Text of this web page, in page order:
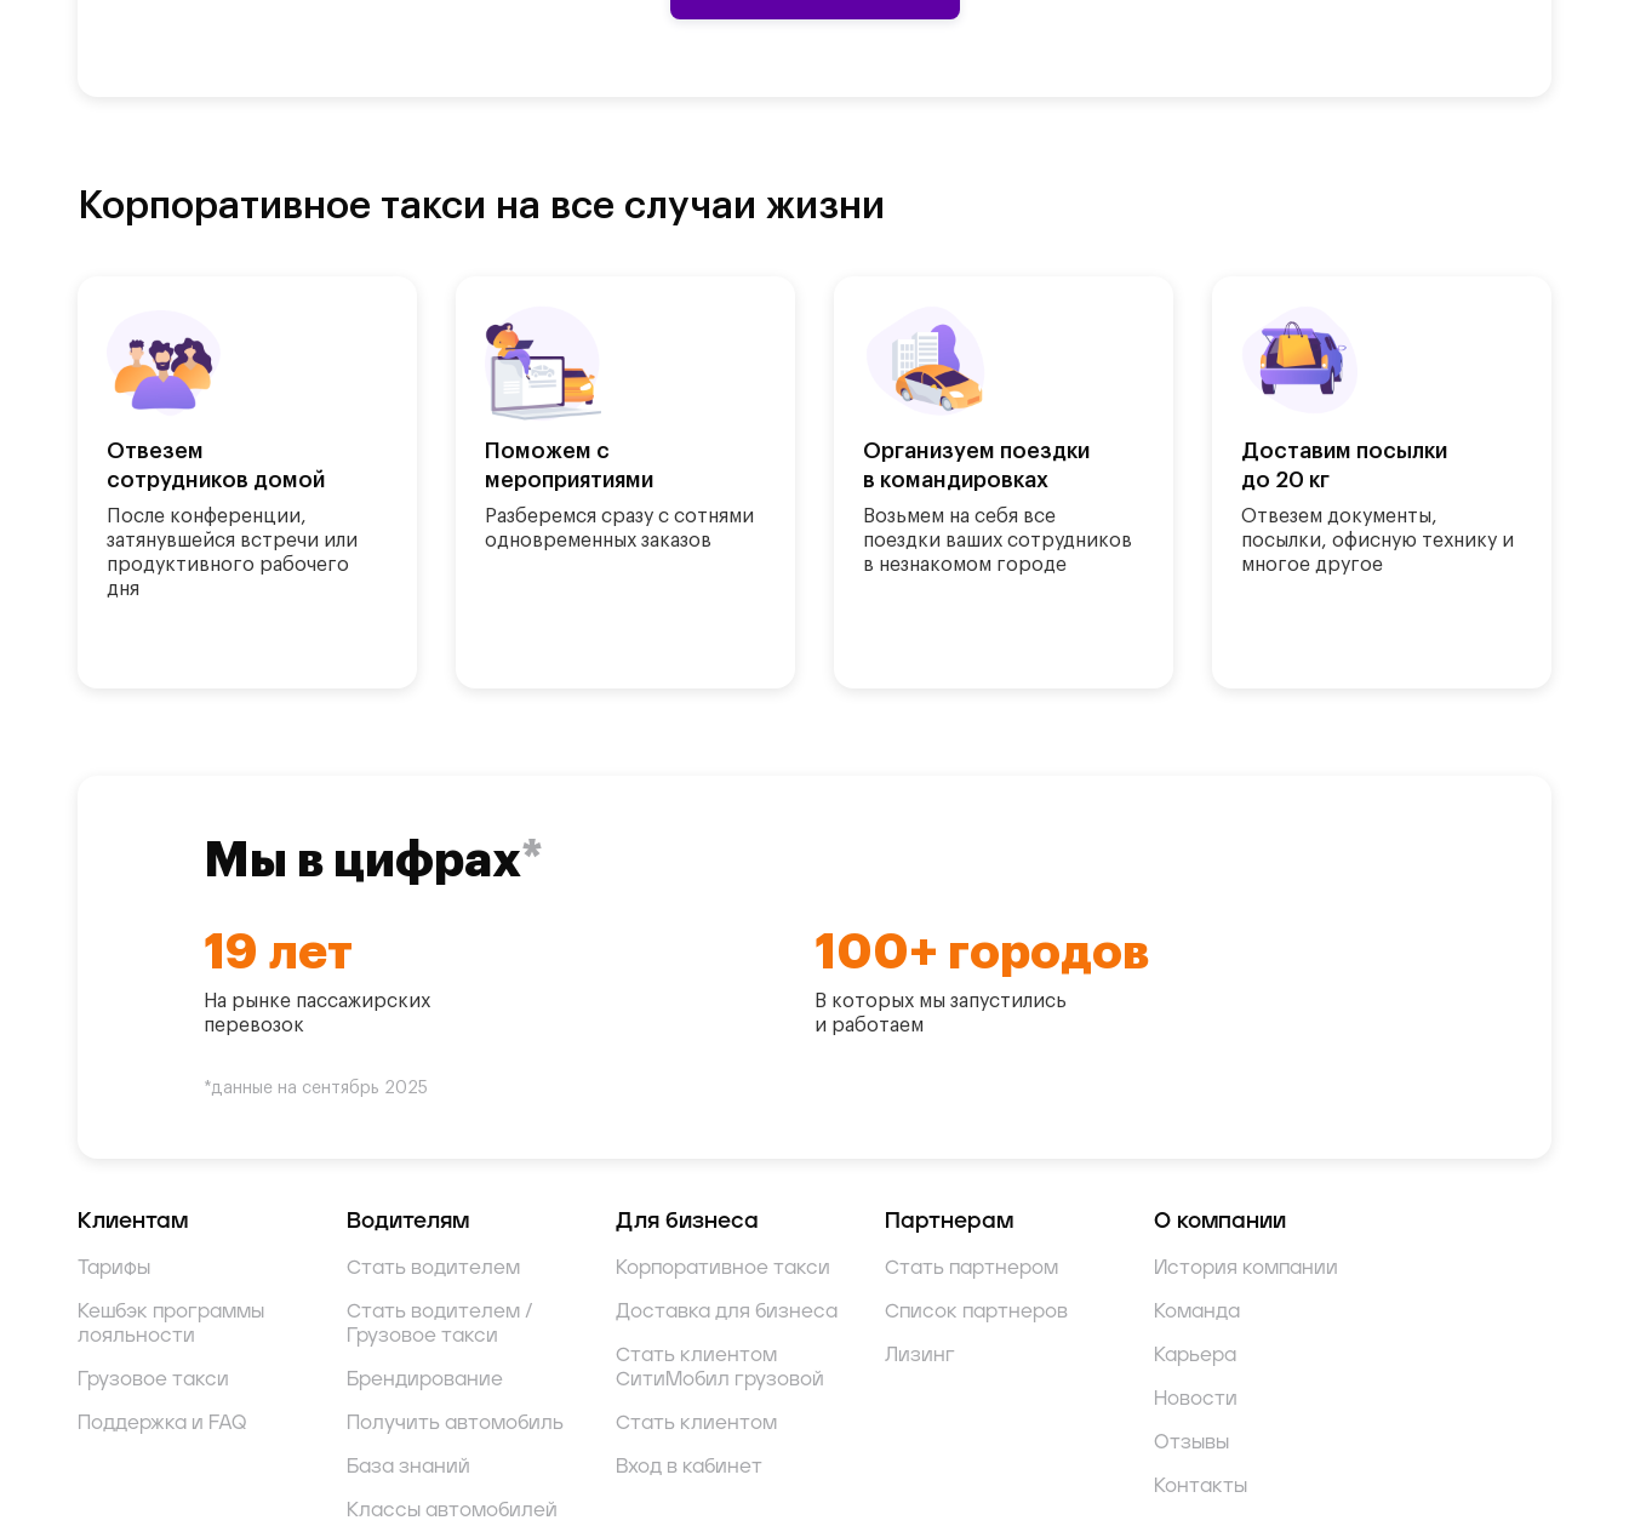
Корпоративное такси на все случаи жизни
Отвезем
сотрудников домой
После конференции,
затянувшейся встречи или
продуктивного рабочего
дня
Поможем с
мероприятиями
Разберемся сразу с сотнями
одновременных заказов
Организуем поездки
в командировках
Возьмем на себя все
поездки ваших сотрудников
в незнакомом городе
Доставим посылки
до 20 кг
Отвезем документы,
посылки, офисную технику и
многое другое
Мы в цифрах*
19 лет
На рынке пассажирских
перевозок
100+ городов
В которых мы запустились
и работаем
*данные на сентябрь 2025
Клиентам
Тарифы
Кешбэк программы
лояльности
Грузовое такси
Поддержка и FAQ
Водителям
Стать водителем
Стать водителем /
Грузовое такси
Брендирование
Получить автомобиль
База знаний
Классы автомобилей
Для бизнеса
Корпоративное такси
Доставка для бизнеса
Стать клиентом
СитиМобил грузовой
Стать клиентом
Вход в кабинет
Партнерам
Стать партнером
Список партнеров
Лизинг
О компании
История компании
Команда
Карьера
Новости
Отзывы
Контакты